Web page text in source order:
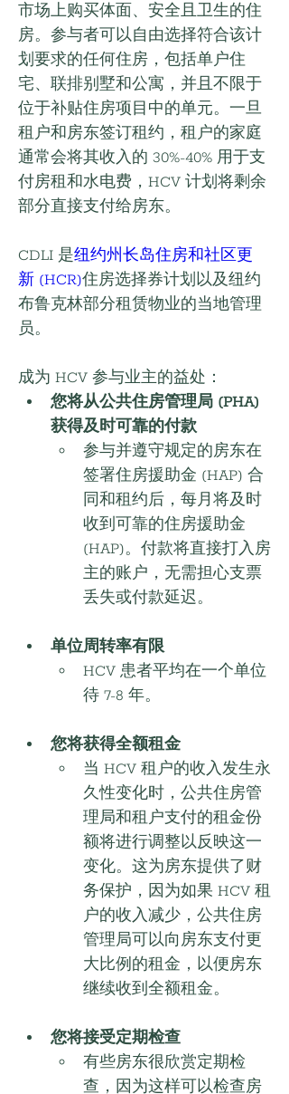
市场上购买体面、安全且卫生的住
房。参与者可以自由选择符合该计
划要求的任何住房，包括单户住
宅、联排别墅和公寓，并且不限于
位于补贴住房项目中的单元。一旦
租户和房东签订租约，租户的家庭
通常会将其收入的 30%-40% 用于支
付房租和水电费，HCV 计划将剩余
部分直接支付给房东。
CDLI 是纽约州长岛住房和社区更
新 (HCR)住房选择券计划以及纽约
布鲁克林部分租赁物业的当地管理
员。
成为 HCV 参与业主的益处：
您将从公共住房管理局 (PHA)
获得及时可靠的付款
参与并遵守规定的房东在
签署住房援助金 (HAP) 合
同和租约后，每月将及时
收到可靠的住房援助金
(HAP)。付款将直接打入房
主的账户，无需担心支票
丢失或付款延迟。
单位周转率有限
HCV 患者平均在一个单位
待 7-8 年。
您将获得全额租金
当 HCV 租户的收入发生永
久性变化时，公共住房管
理局和租户支付的租金份
额将进行调整以反映这一
变化。这为房东提供了财
务保护，因为如果 HCV 租
户的收入减少，公共住房
管理局可以向房东支付更
大比例的租金，以便房东
继续收到全额租金。
您将接受定期检查
有些房东很欣赏定期检
查，因为这样可以检查房